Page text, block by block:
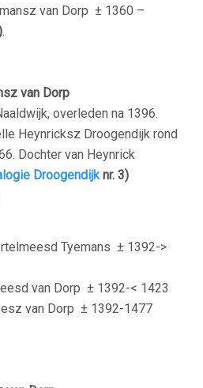
van Dorp ± 1360 –
.
van Dorp
overleden na 1396.
Heynricksz Droogendijk rond
Dochter van Heynrick
Droogendijknr. 3)
Tyemans ± 1392->
van Dorp ± 1392-< 1423
van Dorp ± 1392-1477